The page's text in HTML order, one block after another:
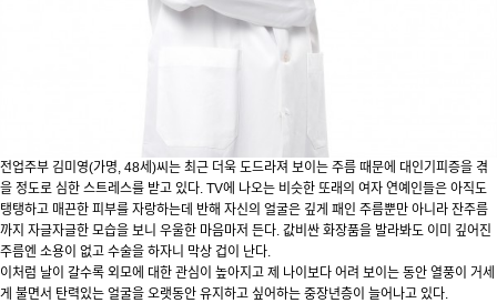
전업주부 김미영(가명, 48세)씨는 최근 더욱 도드라져 보이는 주름 때문에 대인기피증을 겪
을 정도로 심한 스트레스를 받고 있다. TV에 나오는 비슷한 또래의 여자 연예인들은 아직도
탱탱하고 매끈한 피부를 자랑하는데 반해 자신의 얼굴은 깊게 패인 주름뿐만 아니라 잔주름
까지 자글자글한 모습을 보니 우울한 마음마저 든다. 값비싼 화장품을 발라봐도 이미 깊어진
주름엔 소용이 없고 수술을 하자니 막상 겁이 난다.
이처럼 날이 갈수록 외모에 대한 관심이 높아지고 제 나이보다 어려 보이는 동안 열풍이 거세
게 불면서 탄력있는 얼굴을 오랫동안 유지하고 싶어하는 중장년층이 늘어나고 있다.